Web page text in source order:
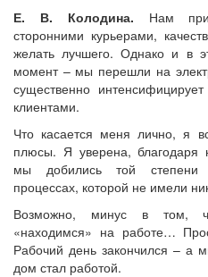
Е. В. Колодина. Нам
сторонними курьерами,
желать лучшего. Однако и в
момент – мы перешли на
существенно
клиентами.
Что касается меня лично, я
плюсы. Я уверена, благодаря
мы добились той степени
процессах, которой не имели
Возможно, минус в том,
«находимся» на работе…
Рабочий день закончился – а
дом стал работой.